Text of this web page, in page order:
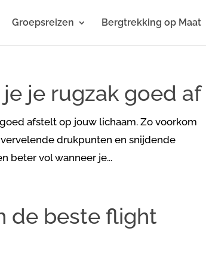
Groepsreizen Bergtrekking op Maat
je rugzak goed af
afstelt op jouw lichaam. Zo voorkom
drukpunten en snijdende
beter vol wanneer je...
de beste flight